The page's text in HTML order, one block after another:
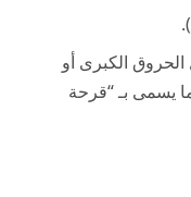
الحروق الكبرى أو
يسمى بـ “قرحة